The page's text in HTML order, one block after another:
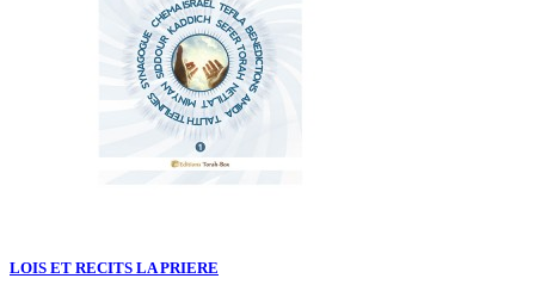
LOIS ET RECITS LA PRIERE